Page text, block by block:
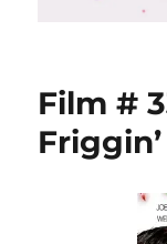
Film #